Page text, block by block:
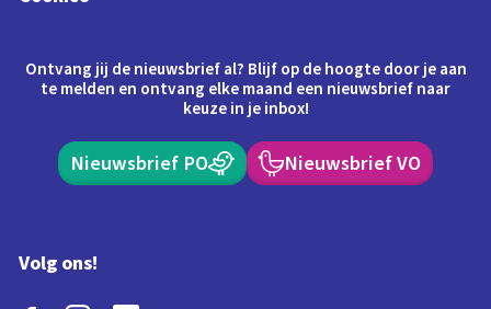
Ontvang jij de nieuwsbrief al? Blijf op de hoogte door je aan
te melden en ontvang elke maand een nieuwsbrief naar
keuze in je inbox!
Nieuwsbrief PO Nieuwsbrief VO
Volg ons!